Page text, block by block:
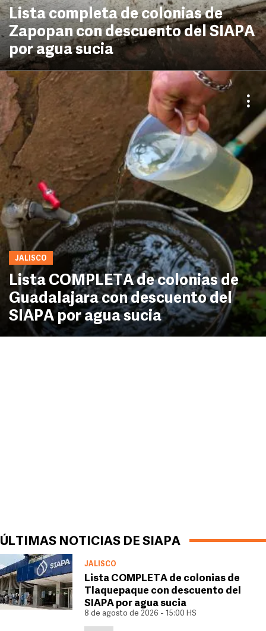
Lista completa de colonias de
Zapopan con descuento del SIAPA
por agua sucia
JALISCO
Lista COMPLETA de colonias de
Guadalajara con descuento del
SIAPA por agua sucia
ÚLTIMAS NOTICIAS DE SIAPA
JALISCO
Lista COMPLETA de colonias de
Tlaquepaque con descuento del
SIAPA por agua sucia
8 de agosto de 2026 - 15:00 HS